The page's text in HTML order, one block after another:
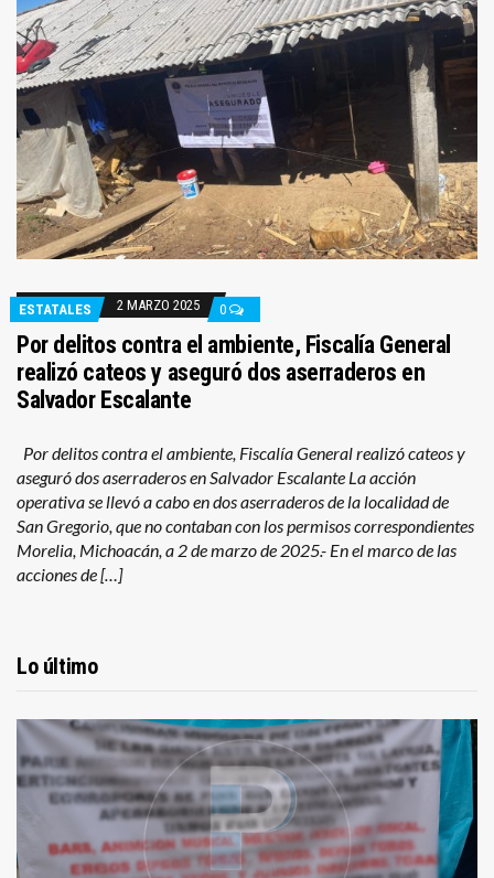
ESTATALES 2 MARZO 2025 0
Por delitos contra el ambiente, Fiscalía General
realizó cateos y aseguró dos aserraderos en
Salvador Escalante
Por delitos contra el ambiente, Fiscalía General realizó cateos y
aseguró dos aserraderos en Salvador Escalante La acción
operativa se llevó a cabo en dos aserraderos de la localidad de
San Gregorio, que no contaban con los permisos correspondientes
Morelia, Michoacán, a 2 de marzo de 2025.- En el marco de las
acciones de […]
Lo último